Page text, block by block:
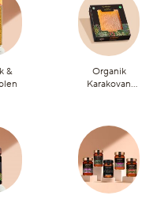
&
Organik
Karakovan